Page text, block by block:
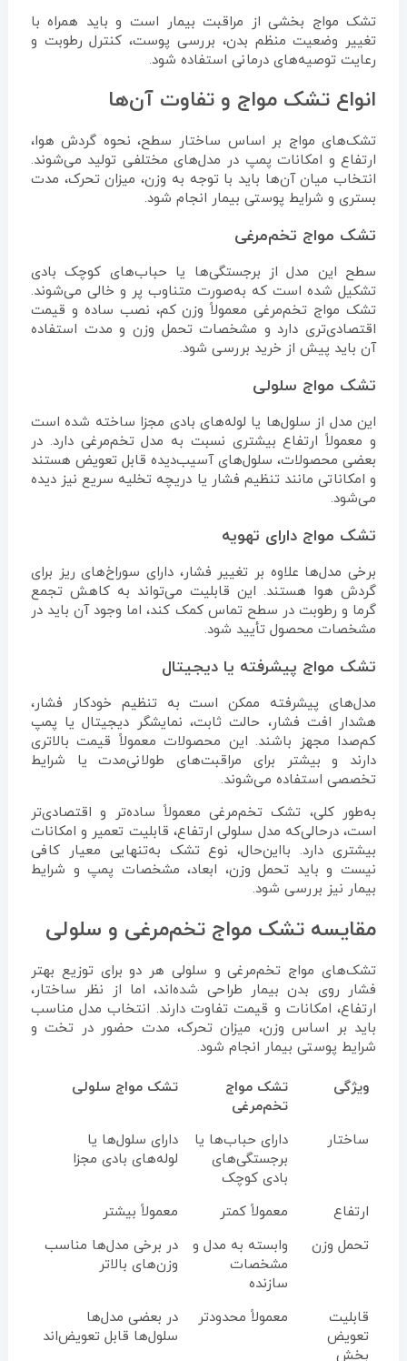
تشک مواج بخشی از مراقبت بیمار است و باید همراه با
تغییر وضعیت منظم بدن، بررسی پوست، کنترل رطوبت و
رعایت توصیه‌های درمانی استفاده شود.
انواع تشک مواج و تفاوت آن‌ها
تشک‌های مواج بر اساس ساختار سطح، نحوه گردش هوا،
ارتفاع و امکانات پمپ در مدل‌های مختلفی تولید می‌شوند.
انتخاب میان آن‌ها باید با توجه به وزن، میزان تحرک، مدت
بستری و شرایط پوستی بیمار انجام شود.
تشک مواج تخم‌مرغی
سطح این مدل از برجستگی‌ها یا حباب‌های کوچک بادی
تشکیل شده است که به‌صورت متناوب پر و خالی می‌شوند.
تشک مواج تخم‌مرغی معمولاً وزن کم، نصب ساده و قیمت
اقتصادی‌تری دارد و مشخصات تحمل وزن و مدت استفاده
آن باید پیش از خرید بررسی شود.
تشک مواج سلولی
این مدل از سلول‌ها یا لوله‌های بادی مجزا ساخته شده است
و معمولاً ارتفاع بیشتری نسبت به مدل تخم‌مرغی دارد. در
بعضی محصولات، سلول‌های آسیب‌دیده قابل تعویض هستند
و امکاناتی مانند تنظیم فشار یا دریچه تخلیه سریع نیز دیده
می‌شود.
تشک مواج دارای تهویه
برخی مدل‌ها علاوه بر تغییر فشار، دارای سوراخ‌های ریز برای
گردش هوا هستند. این قابلیت می‌تواند به کاهش تجمع
گرما و رطوبت در سطح تماس کمک کند، اما وجود آن باید در
مشخصات محصول تأیید شود.
تشک مواج پیشرفته یا دیجیتال
مدل‌های پیشرفته ممکن است به تنظیم خودکار فشار،
هشدار افت فشار، حالت ثابت، نمایشگر دیجیتال یا پمپ
کم‌صدا مجهز باشند. این محصولات معمولاً قیمت بالاتری
دارند و بیشتر برای مراقبت‌های طولانی‌مدت یا شرایط
تخصصی استفاده می‌شوند.
به‌طور کلی، تشک تخم‌مرغی معمولاً ساده‌تر و اقتصادی‌تر
است، درحالی‌که مدل سلولی ارتفاع، قابلیت تعمیر و امکانات
بیشتری دارد. بااین‌حال، نوع تشک به‌تنهایی معیار کافی
نیست و باید تحمل وزن، ابعاد، مشخصات پمپ و شرایط
بیمار نیز بررسی شود.
مقایسه تشک مواج تخم‌مرغی و سلولی
تشک‌های مواج تخم‌مرغی و سلولی هر دو برای توزیع بهتر
فشار روی بدن بیمار طراحی شده‌اند، اما از نظر ساختار،
ارتفاع، امکانات و قیمت تفاوت دارند. انتخاب مدل مناسب
باید بر اساس وزن، میزان تحرک، مدت حضور در تخت و
شرایط پوستی بیمار انجام شود.
ویژگی
تشک مواج
تخم‌مرغی
تشک مواج سلولی
ساختار
دارای حباب‌ها یا
برجستگی‌های
بادی کوچک
دارای سلول‌ها یا
لوله‌های بادی مجزا
ارتفاع معمولاً کمتر
معمولاً بیشتر
تحمل وزن
وابسته به مدل و
مشخصات
سازنده
در برخی مدل‌ها مناسب
وزن‌های بالاتر
قابلیت
تعویض
بخش
معمولاً محدودتر
در بعضی مدل‌ها
سلول‌ها قابل تعویض‌اند